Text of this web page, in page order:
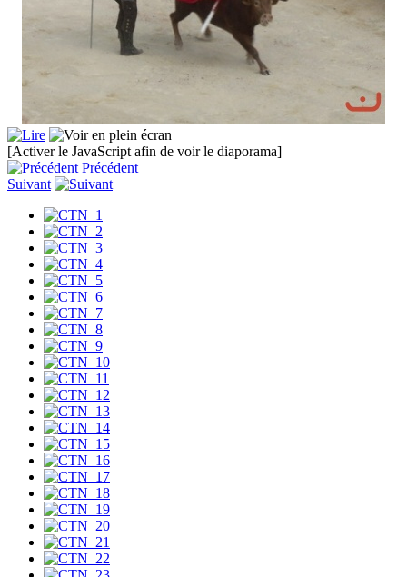
[Activer le JavaScript afin de voir le diaporama]
Précédent
Suivant